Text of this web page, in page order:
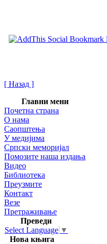
[ Назад ]
Главни мени
Почетна страна
О нама
Саопштења
У медијима
Српски меморијал
Помозите наша издања
Видео
Библиотека
Преузмите
Контакт
Везе
Претраживање
Преведи
Select Language ▼
Нова књига